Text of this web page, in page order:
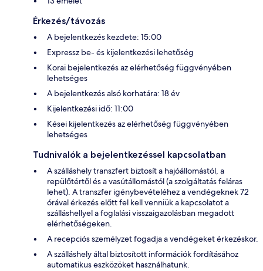
Érkezés/távozás
A bejelentkezés kezdete: 15:00
Expressz be- és kijelentkezési lehetőség
Korai bejelentkezés az elérhetőség függvényében
lehetséges
A bejelentkezés alsó korhatára: 18 év
Kijelentkezési idő: 11:00
Kései kijelentkezés az elérhetőség függvényében
lehetséges
Tudnivalók a bejelentkezéssel kapcsolatban
A szálláshely transzfert biztosít a hajóállomástól, a
repülőtértől és a vasútállomástól (a szolgáltatás feláras
lehet). A transzfer igénybevételéhez a vendégeknek 72
órával érkezés előtt fel kell venniük a kapcsolatot a
szálláshellyel a foglalási visszaigazolásban megadott
elérhetőségeken.
A recepciós személyzet fogadja a vendégeket érkezéskor.
A szálláshely által biztosított információk fordításához
automatikus eszközöket használhatunk.